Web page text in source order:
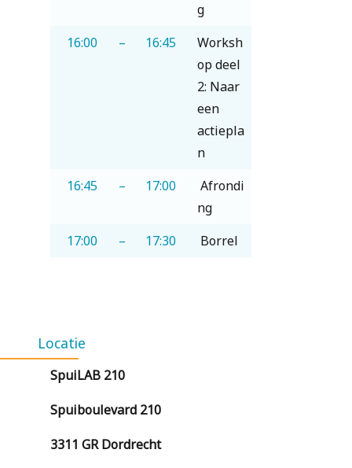
g
16:00
– 16:45
Worksh
op deel
2: Naar
een
actiepla
n
16:45
– 17:00
Afrondi
ng
17:00
– 17:30 Borrel
Locatie
SpuiLAB 210
Spuiboulevard 210
3311 GRDordrecht